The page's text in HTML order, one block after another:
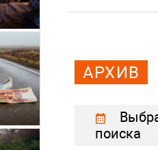
АРХИВ
поиска